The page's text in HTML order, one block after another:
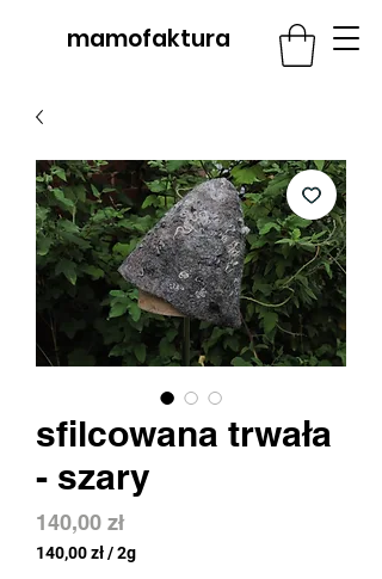
mamofaktura
sfilcowana trwała
- szary
140,00 złCena
140,00 zł/2g